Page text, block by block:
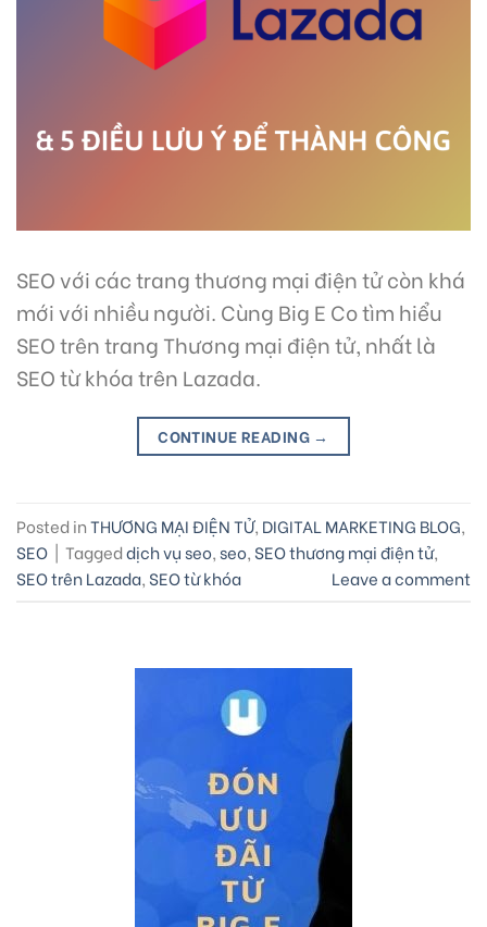
SEO với các trang thương mại điện tử còn khá
mới với nhiều người. Cùng Big E Co tìm hiểu
SEO trên trang Thương mại điện tử, nhất là
SEO từ khóa trên Lazada.
CONTINUE READING →
Posted inTHƯƠNG MẠI ĐIỆN TỬ, DIGITAL MARKETING BLOG,
SEO | Taggeddịch vụ seo,seo, SEO thương mại điện tử,
SEO trên Lazada, SEO từ khóa Leave a comment